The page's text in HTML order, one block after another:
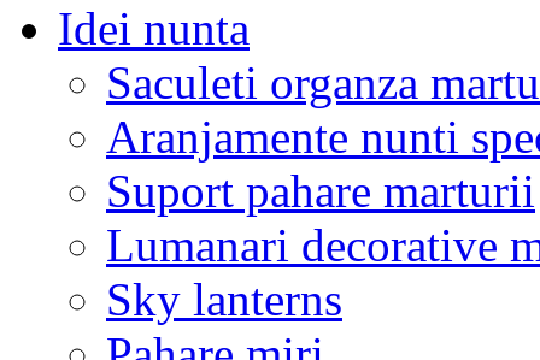
Idei nunta
Saculeti organza
Aranjamente nunti
Suport pahare marturii
Lumanari decorative
Sky lanterns